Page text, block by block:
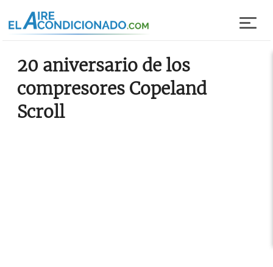
20 aniversario de los
compresores Copeland
Scroll